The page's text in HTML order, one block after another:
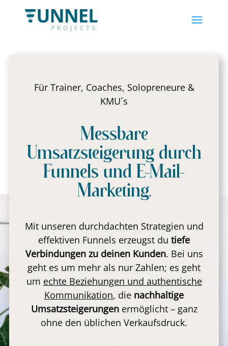
Für Trainer, Coaches, Solopreneure &
KMU´s
Messbare
Umsatzsteigerung durch
Funnels und E-Mail-
Marketing.
Mit unseren durchdachten Strategien und
effektiven Funnels erzeugst du tiefe
Verbindungen zu deinen Kunden. Bei uns
geht es um mehr als nur Zahlen; es geht
um echte Beziehungen und authentische
Kommunikation, die nachhaltige
Umsatzsteigerungenermöglicht – ganz
ohne den üblichen Verkaufsdruck.